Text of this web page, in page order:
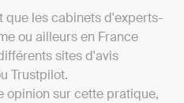
que les cabinets d'experts-
ou ailleurs en France
sites d'avis
Trustpilot.
opinion sur cette pratique,